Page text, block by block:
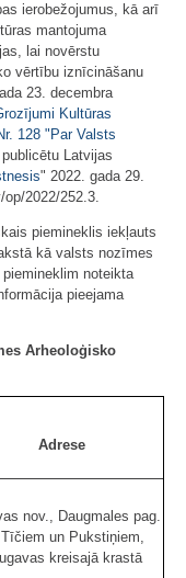
ierobežojumus, kā arī
mantojuma
lai novērstu
vērtību iznīcināšanu
23. decembra
Kultūras
128 "Par Valsts
publicētu Latvijas
" 2022. gada 29.
2022/252.3.
piemineklis iekļauts
kā valsts nozīmes
noteikta
pieejama
Arheoloģisko
Adrese
nov., Daugmales pag.
un Pukstiņiem,
kreisajā krastā